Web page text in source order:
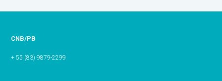
CNB/PB
+ 55 (83) 9879-2299